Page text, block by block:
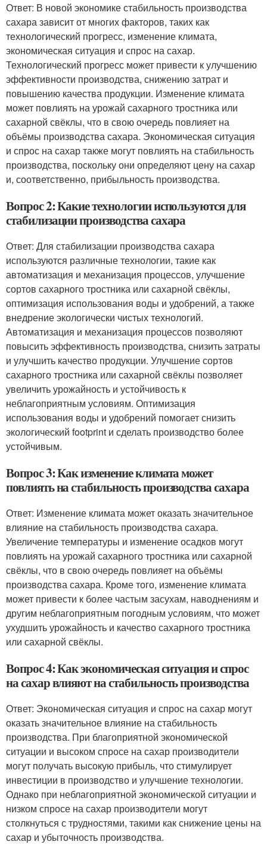
Ответ: В новой экономике стабильность производства
сахара зависит от многих факторов, таких как
технологический прогресс, изменение климата,
экономическая ситуация и спрос на сахар.
Технологический прогресс может привести к улучшению
эффективности производства, снижению затрат и
повышению качества продукции. Изменение климата
может повлиять на урожай сахарного тростника или
сахарной свёклы, что в свою очередь повлияет на
объёмы производства сахара. Экономическая ситуация
и спрос на сахар также могут повлиять на стабильность
производства, поскольку они определяют цену на сахар
и, соответственно, прибыльность производства.
Вопрос 2: Какие технологии используются для
стабилизации производства сахара
Ответ: Для стабилизации производства сахара
используются различные технологии, такие как
автоматизация и механизация процессов, улучшение
сортов сахарного тростника или сахарной свёклы,
оптимизация использования воды и удобрений, а также
внедрение экологически чистых технологий.
Автоматизация и механизация процессов позволяют
повысить эффективность производства, снизить затраты
и улучшить качество продукции. Улучшение сортов
сахарного тростника или сахарной свёклы позволяет
увеличить урожайность и устойчивость к
неблагоприятным условиям. Оптимизация
использования воды и удобрений помогает снизить
экологический footprint и сделать производство более
устойчивым.
Вопрос 3: Как изменение климата может
повлиять на стабильность производства сахара
Ответ: Изменение климата может оказать значительное
влияние на стабильность производства сахара.
Увеличение температуры и изменение осадков могут
повлиять на урожай сахарного тростника или сахарной
свёклы, что в свою очередь повлияет на объёмы
производства сахара. Кроме того, изменение климата
может привести к более частым засухам, наводнениям и
другим неблагоприятным погодным условиям, что может
ухудшить урожайность и качество сахарного тростника
или сахарной свёклы.
Вопрос 4: Как экономическая ситуация и спрос
на сахар влияют на стабильность производства
Ответ: Экономическая ситуация и спрос на сахар могут
оказать значительное влияние на стабильность
производства. При благоприятной экономической
ситуации и высоком спросе на сахар производители
могут получать высокую прибыль, что стимулирует
инвестиции в производство и улучшение технологии.
Однако при неблагоприятной экономической ситуации и
низком спросе на сахар производители могут
столкнуться с трудностями, такими как снижение цены на
сахар и убыточность производства.